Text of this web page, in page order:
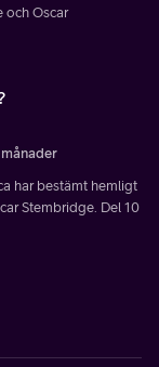
och Oscar
har bestämt hemligt
Stembridge. Del 10